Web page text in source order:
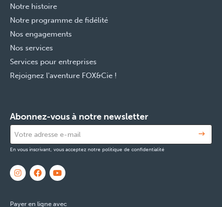
Notre histoire
Notre programme de fidélité
Nos engagements
Nos services
Services pour entreprises
Rejoignez l'aventure FOX&Cie !
Abonnez-vous à notre newsletter
En vous inscrivant, vous acceptez notre politique de confidentialité
Payer en ligne avec